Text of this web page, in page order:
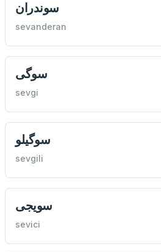
سوندران
sevanderan
سوگی
sevgi
سوگيلو
sevgili
سويجی
sevici